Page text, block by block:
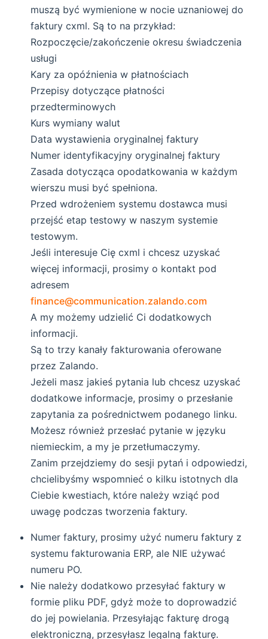
muszą być wymienione w nocie uznaniowej do
faktury cxml. Są to na przykład:
Rozpoczęcie/zakończenie okresu świadczenia
usługi
Kary za opóźnienia w płatnościach
Przepisy dotyczące płatności
przedterminowych
Kurs wymiany walut
Data wystawienia oryginalnej faktury
Numer identyfikacyjny oryginalnej faktury
Zasada dotycząca opodatkowania w każdym
wierszu musi być spełniona.
Przed wdrożeniem systemu dostawca musi
przejść etap testowy w naszym systemie
testowym.
Jeśli interesuje Cię cxml i chcesz uzyskać
więcej informacji, prosimy o kontakt pod
adresem
finance@communication.zalando.com
A my możemy udzielić Ci dodatkowych
informacji.
Są to trzy kanały fakturowania oferowane
przez Zalando.
Jeżeli masz jakieś pytania lub chcesz uzyskać
dodatkowe informacje, prosimy o przesłanie
zapytania za pośrednictwem podanego linku.
Możesz również przesłać pytanie w języku
niemieckim, a my je przetłumaczymy.
Zanim przejdziemy do sesji pytań i odpowiedzi,
chcielibyśmy wspomnieć o kilku istotnych dla
Ciebie kwestiach, które należy wziąć pod
uwagę podczas tworzenia faktury.
Numer faktury, prosimy użyć numeru faktury z
systemu fakturowania ERP, ale NIE używać
numeru PO.
Nie należy dodatkowo przesyłać faktury w
formie pliku PDF, gdyż może to doprowadzić
do jej powielania. Przesyłając fakturę drogą
elektroniczną, przesyłasz legalną fakturę.